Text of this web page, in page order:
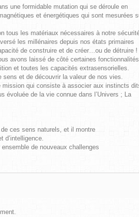
une formidable mutation qui se déroule en
et énergétiques qui sont mesurées
tous les matériaux nécessaires à notre
les millénaires depuis nos états primaires
de construire et de créer…ou de détruire !
avons laissé de côté certaines fonctionnalités
et toutes les capacités extrasensorielles.
sens et de découvrir la valeur de nos vies.
mission qui consiste à associer aux instincts
évoluée de la vie connue dans l’Univers ; La
ces sens naturels, et il montre
d’intelligence.
de nouveaux challenges